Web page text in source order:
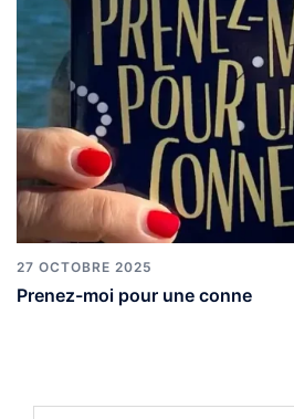
27 OCTOBRE 2025
Prenez-moi pour une conne